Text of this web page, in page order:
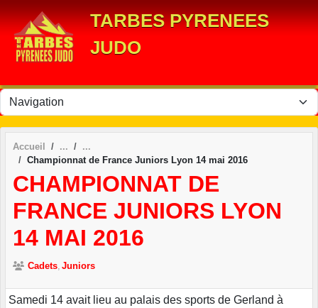
TARBES PYRENEES
JUDO
Accueil
Championnat de France Juniors Lyon 14 mai 2016
CHAMPIONNAT DE
FRANCE JUNIORS LYON
14 MAI 2016
Cadets Juniors
Samedi 14 avait lieu au palais des sports de Gerland à
Panneau de gestion des cookies